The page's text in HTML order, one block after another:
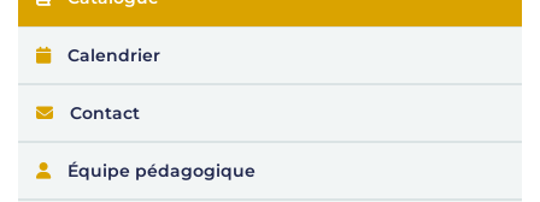
Calendrier
Contact
Équipe pédagogique